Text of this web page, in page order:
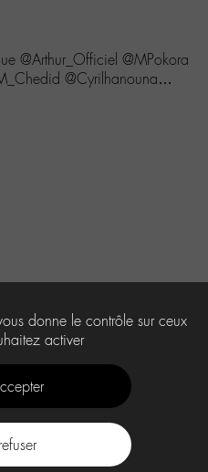
@Arthur_Officiel @MPokora
@Cyrilhanouna…
donne le contrôle sur ceux
activer